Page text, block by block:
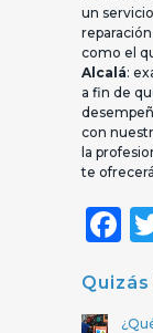
un
como el
Alcalá:
a fin de
con
la
te